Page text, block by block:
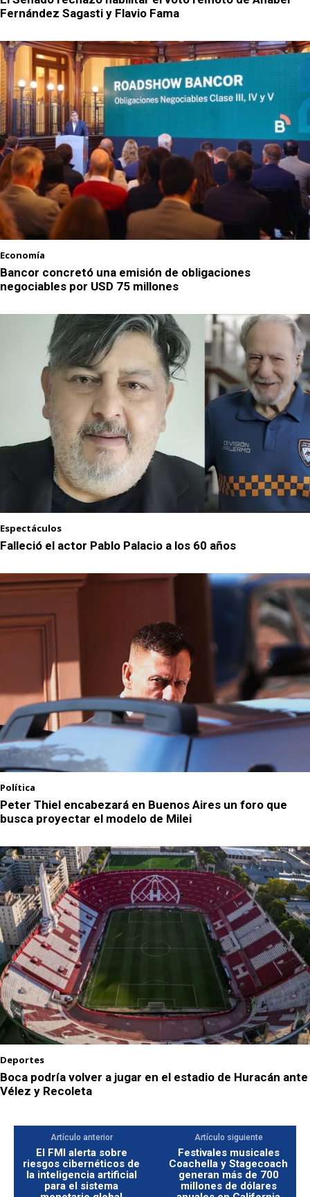
Fernández Sagasti y Flavio Fama
Economía
Bancor concretó una emisión de obligaciones
negociables por USD 75 millones
Espectáculos
Falleció el actor Pablo Palacio a los 60 años
Política
Peter Thiel encabezará en Buenos Aires un foro que
busca proyectar el modelo de Milei
Deportes
Boca podría volver a jugar en el estadio de Huracán ante
Vélez y Recoleta
Artículo anterior
El FMI alerta sobre
riesgos cibernéticos de
la inteligencia artificial
para el sistema
Artículo siguiente
Festivales musicales
Coachella y Stagecoach
generan más de 700
millones de dólares